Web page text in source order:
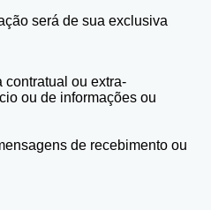
será de sua exclusiva
contratual ou extra-
ou de informações ou
de recebimento ou